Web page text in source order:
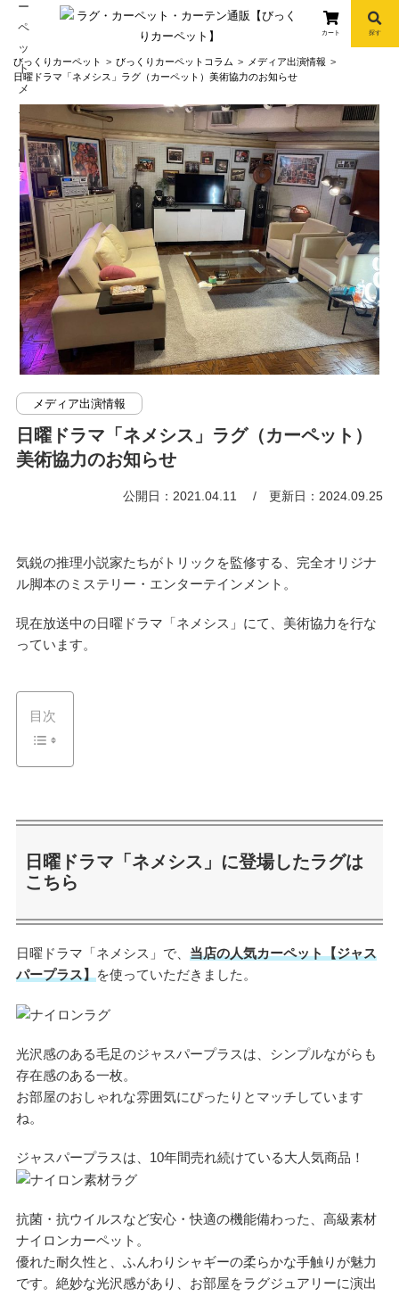
info
カート 探す
びっくりカーペット びっくりカーペットコラム
メディア出演情報
日曜ドラマ「ネメシス」ラグ（カーペット）美術協力のお知らせ
メディア出演情報
日曜ドラマ「ネメシス」ラグ（カーペット）
美術協力のお知らせ
公開日：2021.04.11 更新日：2024.09.25
気鋭の推理小説家たちがトリックを監修する、完全オリジナ
ル脚本のミステリー・エンターテインメント。
現在放送中の日曜ドラマ「ネメシス」にて、美術協力を行な
っています。
目次
日曜ドラマ「ネメシス」に登場したラグは
こちら
日曜ドラマ「ネメシス」で、 当店の人気カーペット【ジャス
パープラス】を使っていただきました。
光沢感のある毛足のジャスパープラスは、シンプルながらも
存在感のある一枚。
お部屋のおしゃれな雰囲気にぴったりとマッチしています
ね。
ジャスパープラスは、10年間売れ続けている大人気商品！
抗菌・抗ウイルスなど安心・快適の機能備わった、高級素材
ナイロンカーペット。
優れた耐久性と、ふんわりシャギーの柔らかな手触りが魅力
です。絶妙な光沢感があり、お部屋をラグジュアリーに演出